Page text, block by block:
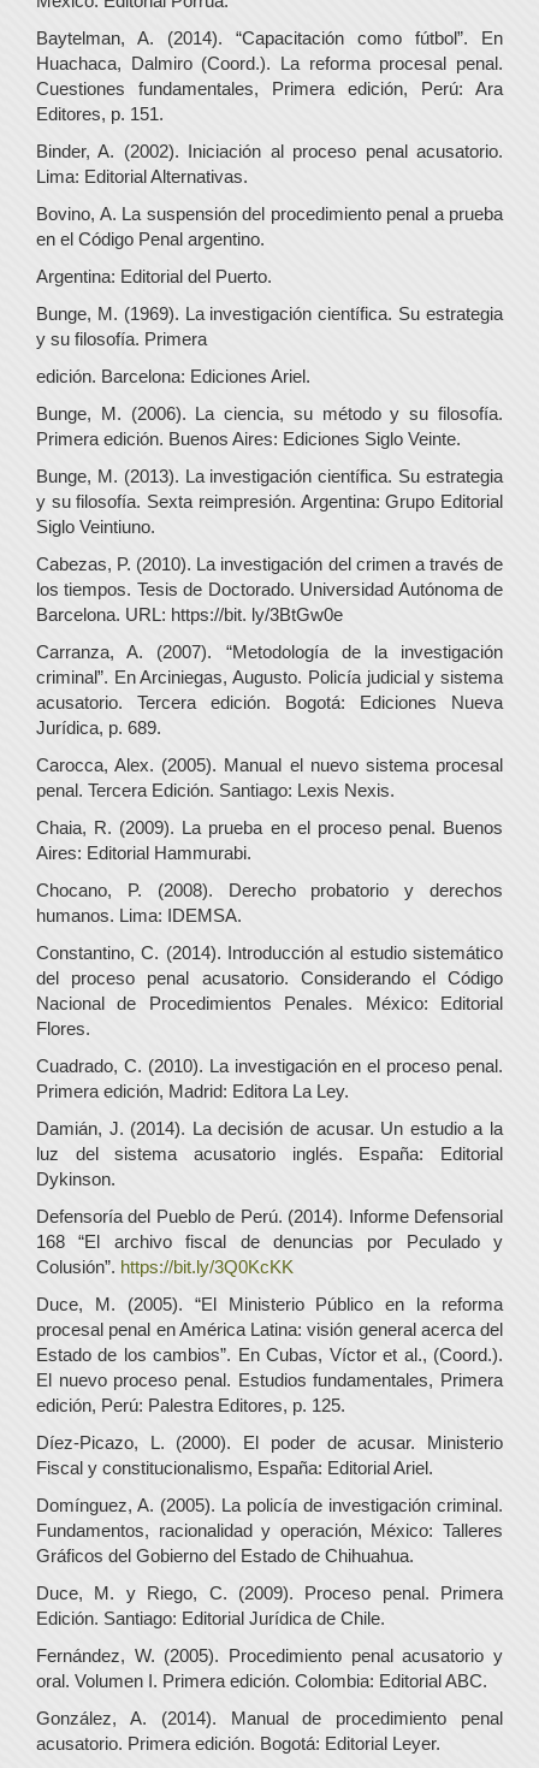
Baytelman, A. (2014). “Capacitación como fútbol”. En
Huachaca, Dalmiro (Coord.). La reforma procesal penal.
Cuestiones fundamentales, Primera edición, Perú: Ara
Editores, p. 151.
Binder, A. (2002). Iniciación al proceso penal acusatorio.
Lima: Editorial Alternativas.
Bovino, A. La suspensión del procedimiento penal a prueba
en el Código Penal argentino.
Argentina: Editorial del Puerto.
Bunge, M. (1969). La investigación científica. Su estrategia
y su filosofía. Primera
edición. Barcelona: Ediciones Ariel.
Bunge, M. (2006). La ciencia, su método y su filosofía.
Primera edición. Buenos Aires: Ediciones Siglo Veinte.
Bunge, M. (2013). La investigación científica. Su estrategia
y su filosofía. Sexta reimpresión. Argentina: Grupo Editorial
Siglo Veintiuno.
Cabezas, P. (2010). La investigación del crimen a través de
los tiempos. Tesis de Doctorado. Universidad Autónoma de
Barcelona. URL: https://bit. ly/3BtGw0e
Carranza, A. (2007). “Metodología de la investigación
criminal”. En Arciniegas, Augusto. Policía judicial y sistema
acusatorio. Tercera edición. Bogotá: Ediciones Nueva
Jurídica, p. 689.
Carocca, Alex. (2005). Manual el nuevo sistema procesal
penal. Tercera Edición. Santiago: Lexis Nexis.
Chaia, R. (2009). La prueba en el proceso penal. Buenos
Aires: Editorial Hammurabi.
Chocano, P. (2008). Derecho probatorio y derechos
humanos. Lima: IDEMSA.
Constantino, C. (2014). Introducción al estudio sistemático
del proceso penal acusatorio. Considerando el Código
Nacional de Procedimientos Penales. México: Editorial
Flores.
Cuadrado, C. (2010). La investigación en el proceso penal.
Primera edición, Madrid: Editora La Ley.
Damián, J. (2014). La decisión de acusar. Un estudio a la
luz del sistema acusatorio inglés. España: Editorial
Dykinson.
Defensoría del Pueblo de Perú. (2014). Informe Defensorial
168 “El archivo fiscal de denuncias por Peculado y
Colusión”. https://bit.ly/3Q0KcKK
Duce, M. (2005). “El Ministerio Público en la reforma
procesal penal en América Latina: visión general acerca del
Estado de los cambios”. En Cubas, Víctor et al., (Coord.).
El nuevo proceso penal. Estudios fundamentales, Primera
edición, Perú: Palestra Editores, p. 125.
Díez-Picazo, L. (2000). El poder de acusar. Ministerio
Fiscal y constitucionalismo, España: Editorial Ariel.
Domínguez, A. (2005). La policía de investigación criminal.
Fundamentos, racionalidad y operación, México: Talleres
Gráficos del Gobierno del Estado de Chihuahua.
Duce, M. y Riego, C. (2009). Proceso penal. Primera
Edición. Santiago: Editorial Jurídica de Chile.
Fernández, W. (2005). Procedimiento penal acusatorio y
oral. Volumen I. Primera edición. Colombia: Editorial ABC.
González, A. (2014). Manual de procedimiento penal
acusatorio. Primera edición. Bogotá: Editorial Leyer.